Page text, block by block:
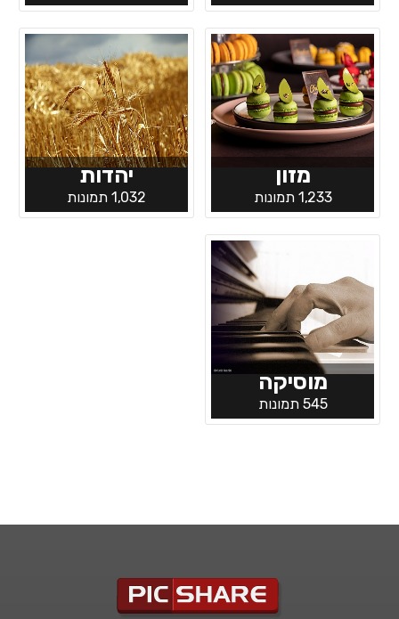
מזון
1,233 תמונות
יהדות
1,032 תמונות
מוסיקה
545 תמונות